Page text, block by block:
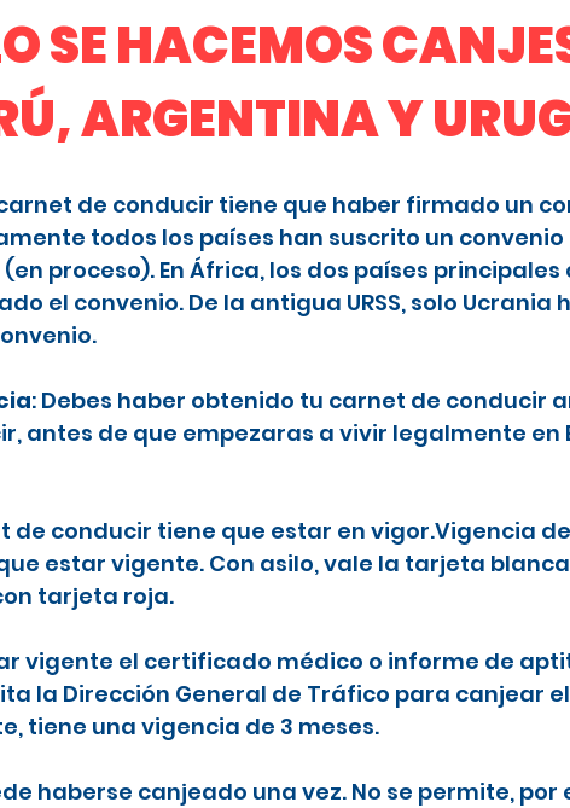
SE HACEMOS
ARGENTINA Y
de conducir tiene que haber firmado un
todos los países han suscrito un convenio
proceso). En África, los dos países principales
el convenio. De la antigua URSS, solo Ucrania
: Debes haber obtenido tu carnet de conducir
antes de que empezaras a vivir legalmente en
de conducir tiene que estar en vigor.Vigencia
estar vigente. Con asilo, vale la tarjeta
tarjeta roja.
vigente el certificado médico o informe de
la Dirección General de Tráfico para canjear
tiene una vigencia de 3 meses.
haberse canjeado una vez. No se permite, por